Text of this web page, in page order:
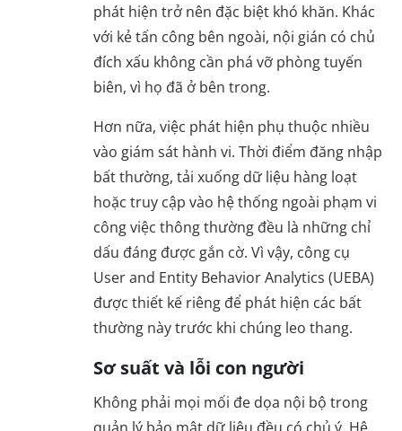
phát hiện trở nên đặc biệt khó khăn. Khác
với kẻ tấn công bên ngoài, nội gián có chủ
đích xấu không cần phá vỡ phòng tuyến
biên, vì họ đã ở bên trong.
Hơn nữa, việc phát hiện phụ thuộc nhiều
vào giám sát hành vi. Thời điểm đăng nhập
bất thường, tải xuống dữ liệu hàng loạt
hoặc truy cập vào hệ thống ngoài phạm vi
công việc thông thường đều là những chỉ
dấu đáng được gắn cờ. Vì vậy, công cụ
User and Entity Behavior Analytics (UEBA)
được thiết kế riêng để phát hiện các bất
thường này trước khi chúng leo thang.
Sơ suất và lỗi con người
Không phải mọi mối đe dọa nội bộ trong